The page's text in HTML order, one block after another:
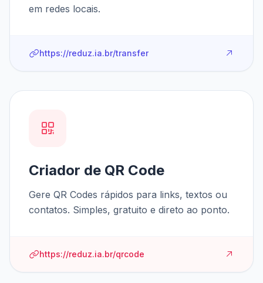
em redes locais.
https://reduz.ia.br/transfer
Criador de QR Code
Gere QR Codes rápidos para links, textos ou
contatos. Simples, gratuito e direto ao ponto.
https://reduz.ia.br/qrcode